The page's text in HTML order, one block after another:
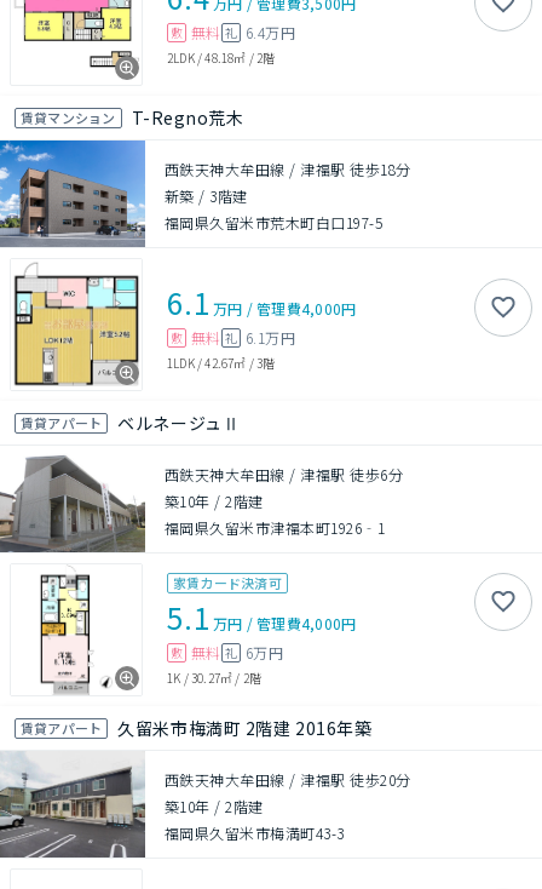
敷 無料 礼 6.4万円
2LDK/48.18㎡ / 2階
賃貸マンション T-Regno荒木
西鉄天神大牟田線 / 津福駅 徒歩18分
新築 / 3階建
福岡県久留米市荒木町白口197-5
6.1 万円 /管理費4,000円
敷 無料 礼 6.1万円
1LDK/42.67㎡ /3階
賃貸アパート ベルネージュⅡ
西鉄天神大牟田線 / 津福駅 徒歩6分
築10年 /2階建
福岡県久留米市津福本町1926‐1
家賃カード決済可
5.1 万円 /管理費4,000円
敷 無料 礼 6万円
1K /30.27㎡ / 2階
賃貸アパート 久留米市梅満町 2階建 2016年築
西鉄天神大牟田線 / 津福駅 徒歩20分
築10年 /2階建
福岡県久留米市梅満町43-3